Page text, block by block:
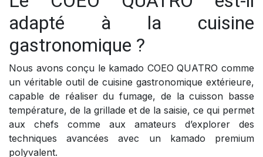
adapté à la cuisine
gastronomique ?
Nous avons conçu le kamado COEO QUATRO comme
un véritable outil de cuisine gastronomique extérieure,
capable de réaliser du fumage, de la cuisson basse
température, de la grillade et de la saisie, ce qui permet
aux chefs comme aux amateurs d’explorer des
techniques avancées avec un kamado premium
polyvalent.